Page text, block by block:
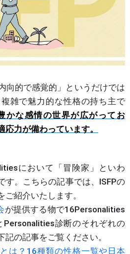
向的で感覚的」というだけでは
雑で魅力的な性格の持ち主で
かな感情の世界が広がってお
力が備わっています。
において「冒険家」といわ
す。こちらの記事では、ISFPの
紹介いたします。
が提供する物で16Personalities
Personalities診断のそれぞれの
の記事をご覧ください。
は？16種類の性格一覧や日本